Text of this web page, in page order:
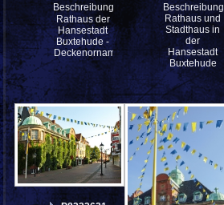
Beschreibung:
Rathaus der
Hansestadt
Buxtehude -
Deckenornamente
Beschreibung:
Rathaus und
Stadthaus in
der
Hansestadt
Buxtehude